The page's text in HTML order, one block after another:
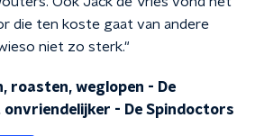
die ten koste gaat van andere
niet zo sterk."
roasten, weglopen - De
- De Spindoctors